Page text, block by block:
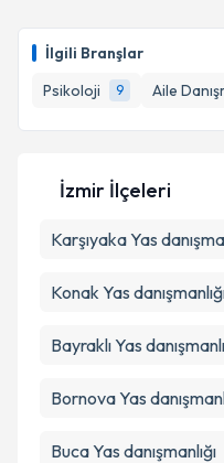
İlgili Branşlar
Psikoloji
9 Aile
takvim
E-posta Adresiniz
Metni'ni okudum
İzmir İlçeleri
KarşıyakaYas
Konak Yas
BayraklıYas
BornovaYas
BucaYas danışmanlığı